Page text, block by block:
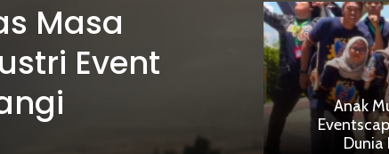
Masa
Event
Anak
Dunia